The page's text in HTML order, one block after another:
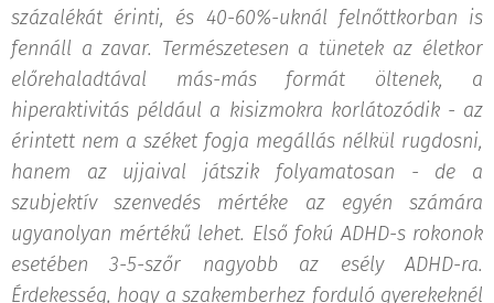
százalékát érinti, és 40-60%-uknál felnőttkorban is
fennáll a zavar. Természetesen a tünetek az életkor
előrehaladtával más-más formát öltenek, a
hiperaktivitás például a kisizmokra korlátozódik - az
érintett nem a széket fogja megállás nélkül rugdosni,
hanem az ujjaival játszik folyamatosan - de a
szubjektív szenvedés mértéke az egyén számára
ugyanolyan mértékű lehet. Első fokú ADHD-s rokonok
esetében 3-5-szőr nagyobb az esély ADHD-ra.
Érdekesség, hogy a szakemberhez forduló gyerekeknél